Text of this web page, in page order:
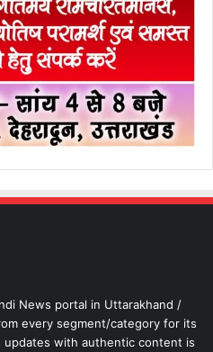
News portal in Uttarakhand /
every segment/category for its
updates with authentic content is